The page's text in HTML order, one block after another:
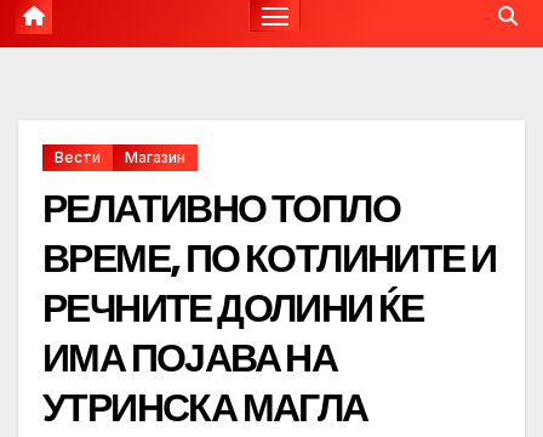
Вести Магазин
РЕЛАТИВНО ТОПЛО
ВРЕМЕ, ПО КОТЛИНИТЕ И
РЕЧНИТЕ ДОЛИНИ ЌЕ
ИМА ПОЈАВА НА
УТРИНСКА МАГЛА